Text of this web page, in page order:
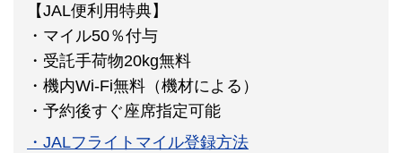
【JAL便利用特典】
・マイル50％付与
・受託手荷物20kg無料
・機内Wi-Fi無料（機材による）
・予約後すぐ座席指定可能
・JALフライトマイル登録方法